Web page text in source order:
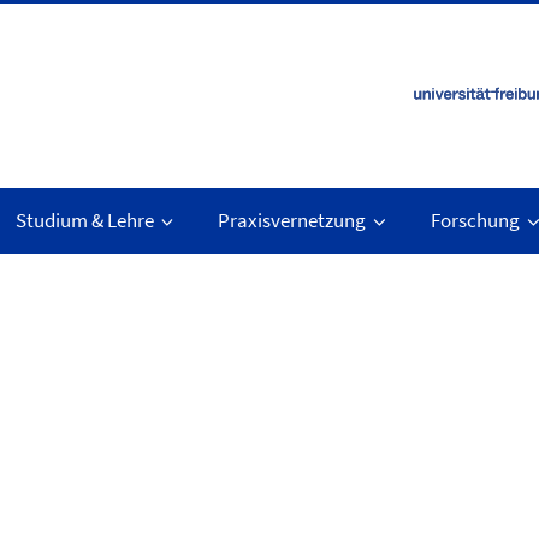
Studium & Lehre Praxisvernetzung Forschung